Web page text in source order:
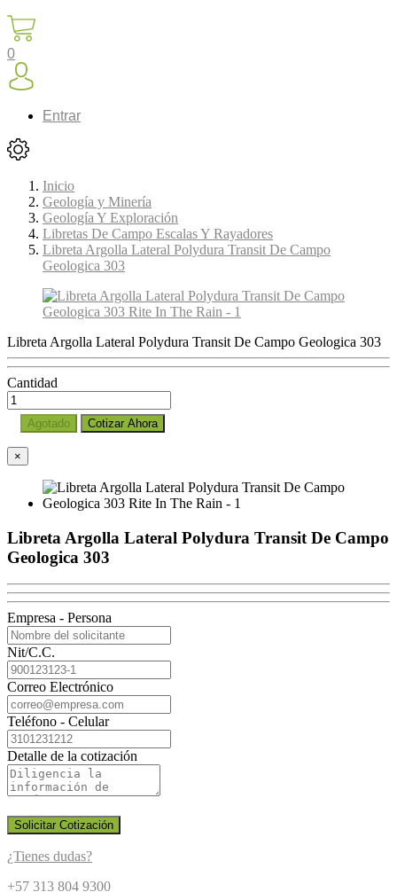
0
Entrar
Inicio
Geología y Minería
Geología Y Exploración
Libretas De Campo Escalas Y Rayadores
Libreta Argolla Lateral Polydura Transit De Campo
Geologica 303
Libreta Argolla Lateral Polydura Transit De Campo Geologica 303
Cantidad
Agotado Cotizar Ahora
×
Libreta Argolla Lateral Polydura Transit De Campo
Geologica 303
Empresa - Persona
Nit/C.C.
Correo Electrónico
Teléfono - Celular
Detalle de la cotización
Solicitar Cotización
¿Tienes dudas?
+57 313 804 9300